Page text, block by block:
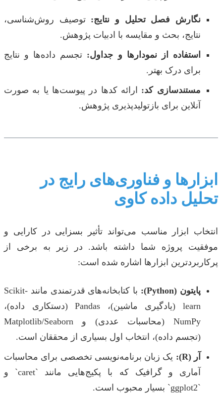
نگارش فصل تحلیل و نتایج: توصیف روش‌شناسی،
نتایج، بحث و مقایسه با ادبیات پژوهش.
استفاده از نمودارها و جداول: تجسم داده‌ها و نتایج
برای درک بهتر.
مستندسازی کد: ارائه کدها در پیوست‌ها یا به صورت
آنلاین برای بازتولیدپذیری پژوهش.
ابزارها و فناوری‌های رایج در
تحلیل داده کاوی
انتخاب ابزار مناسب می‌تواند تأثیر بسزایی در کارایی و
موفقیت پروژه شما داشته باشد. در زیر به برخی از
پرکاربردترین ابزارها اشاره شده است:
پایتون (Python):
با کتابخانه‌های قدرتمندی مانند Scikit-
learn (یادگیری ماشین)، Pandas (دستکاری داده)،
NumPy (محاسبات عددی) و Matplotlib/Seaborn
(تجسم داده)، انتخاب اول بسیاری از محققان است.
آر (R):
یک زبان برنامه‌نویسی تخصصی برای محاسبات
آماری و گرافیک که با پکیج‌هایی مانند `caret` و
`ggplot2` بسیار محبوب است.